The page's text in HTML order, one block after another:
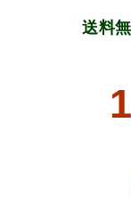
送料